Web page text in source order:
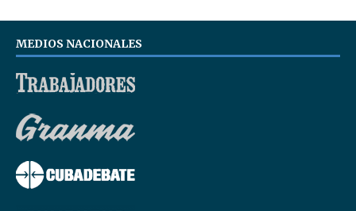
MEDIOS NACIONALES